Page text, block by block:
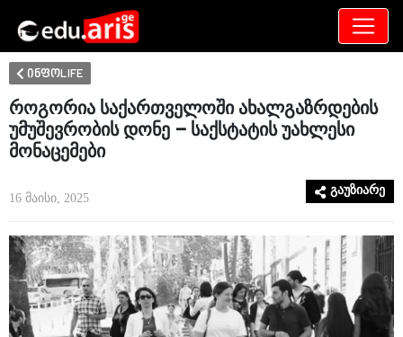
განათლება
ინფოLIFE
როგორია საქართველოში ახალგაზრდების
უმუშევრობის დონე – საქსტატის უახლესი
მონაცემები
16 მაისი, 2025
გაუზიარე